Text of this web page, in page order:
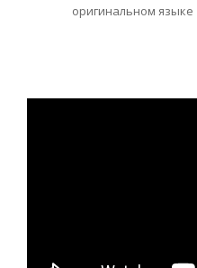
оригинальном языке